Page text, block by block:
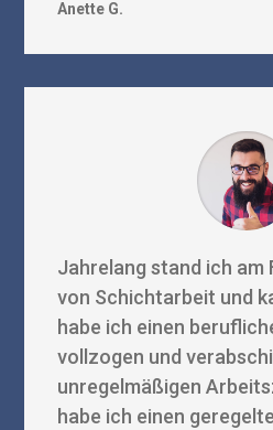
Anette G.
Jahrelang stand ich am
von Schichtarbeit und
habe ich einen
vollzogen und
unregelmäßigen
habe ich einen